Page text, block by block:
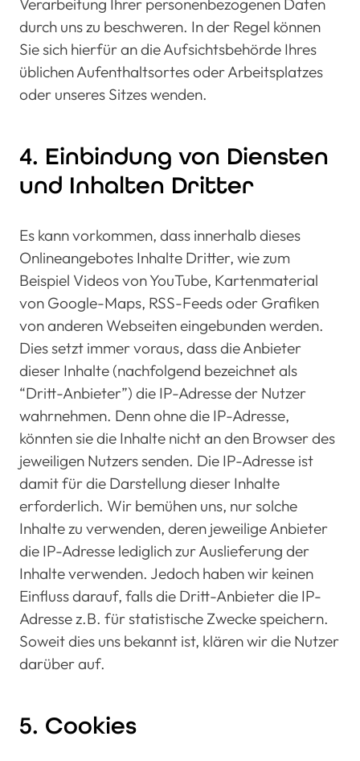
Verarbeitung Ihrer personenbezogenen Daten
durch uns zu beschweren. In der Regel können
Sie sich hierfür an die Aufsichtsbehörde Ihres
üblichen Aufenthaltsortes oder Arbeitsplatzes
oder unseres Sitzes wenden.
4. Einbindung von Diensten
und Inhalten Dritter
Es kann vorkommen, dass innerhalb dieses
Onlineangebotes Inhalte Dritter, wie zum
Beispiel Videos von YouTube, Kartenmaterial
von Google-Maps, RSS-Feeds oder Grafiken
von anderen Webseiten eingebunden werden.
Dies setzt immer voraus, dass die Anbieter
dieser Inhalte (nachfolgend bezeichnet als
“Dritt-Anbieter”) die IP-Adresse der Nutzer
wahrnehmen. Denn ohne die IP-Adresse,
könnten sie die Inhalte nicht an den Browser des
jeweiligen Nutzers senden. Die IP-Adresse ist
damit für die Darstellung dieser Inhalte
erforderlich. Wir bemühen uns, nur solche
Inhalte zu verwenden, deren jeweilige Anbieter
die IP-Adresse lediglich zur Auslieferung der
Inhalte verwenden. Jedoch haben wir keinen
Einfluss darauf, falls die Dritt-Anbieter die IP-
Adresse z.B. für statistische Zwecke speichern.
Soweit dies uns bekannt ist, klären wir die Nutzer
darüber auf.
5. Cookies